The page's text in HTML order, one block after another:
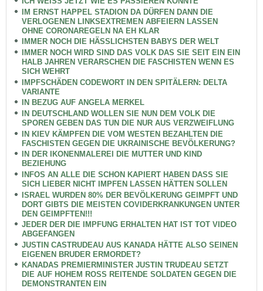
IM ERNST HAPPEL STADION DA DÜRFEN DANN DIE
VERLOGENEN LINKSEXTREMEN ABFEIERN LASSEN
OHNE CORONAREGELN NA EH KLAR
IMMER NOCH DIE HÄSSLICHSTEN BABYS DER WELT
IMMER NOCH WIRD SIND DAS VOLK DAS SIE SEIT EIN EIN
HALB JAHREN VERARSCHEN DIE FASCHISTEN WENN ES
SICH WEHRT
IMPFSCHÄDEN CODEWORT IN DEN SPITÄLERN: DELTA
VARIANTE
IN BEZUG AUF ANGELA MERKEL
IN DEUTSCHLAND WOLLEN SIE NUN DEM VOLK DIE
SPOREN GEBEN DAS TUN DIE NUR AUS VERZWEIFLUNG
IN KIEV KÄMPFEN DIE VOM WESTEN BEZAHLTEN DIE
FASCHISTEN GEGEN DIE UKRAINISCHE BEVÖLKERUNG?
IN DER IKONENMALEREI DIE MUTTER UND KIND
BEZIEHUNG
INFOS AN ALLE DIE SCHON KAPIERT HABEN DASS SIE
SICH LIEBER NICHT IMPFEN LASSEN HÄTTEN SOLLEN
ISRAEL WURDEN 80% DER BEVÖLKERUNG GEIMPFT UND
DORT GIBTS DIE MEISTEN COVIDERKRANKUNGEN UNTER
DEN GEIMPFTEN!!!
JEDER DER DIE IMPFUNG ERHALTEN HAT IST TOT VIDEO
ABGEFANGEN
JUSTIN CASTRUDEAU AUS KANADA HÄTTE ALSO SEINEN
EIGENEN BRUDER ERMORDET?
KANADAS PREMIERMINISTER JUSTIN TRUDEAU SETZT
DIE AUF HOHEM ROSS REITENDE SOLDATEN GEGEN DIE
DEMONSTRANTEN EIN